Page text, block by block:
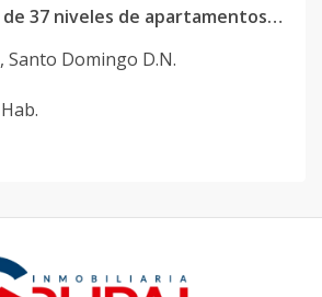
Torre Moderna de 37 niveles de apartamentos, proyectados a 1 apartamento por niv
, Santo Domingo D.N.
Hab.